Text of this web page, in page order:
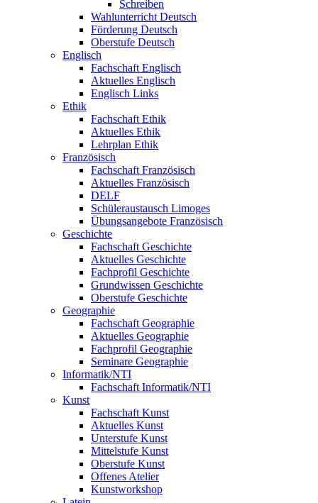
Schreiben
Wahlunterricht Deutsch
Förderung Deutsch
Oberstufe Deutsch
Englisch
Fachschaft Englisch
Aktuelles Englisch
Englisch Links
Ethik
Fachschaft Ethik
Aktuelles Ethik
Lehrplan Ethik
Französisch
Fachschaft Französisch
Aktuelles Französisch
DELF
Schüleraustausch Limoges
Übungsangebote Französisch
Geschichte
Fachschaft Geschichte
Aktuelles Geschichte
Fachprofil Geschichte
Grundwissen Geschichte
Oberstufe Geschichte
Geographie
Fachschaft Geographie
Aktuelles Geographie
Fachprofil Geographie
Seminare Geographie
Informatik/NTI
Fachschaft Informatik/NTI
Kunst
Fachschaft Kunst
Aktuelles Kunst
Unterstufe Kunst
Mittelstufe Kunst
Oberstufe Kunst
Offenes Atelier
Kunstworkshop